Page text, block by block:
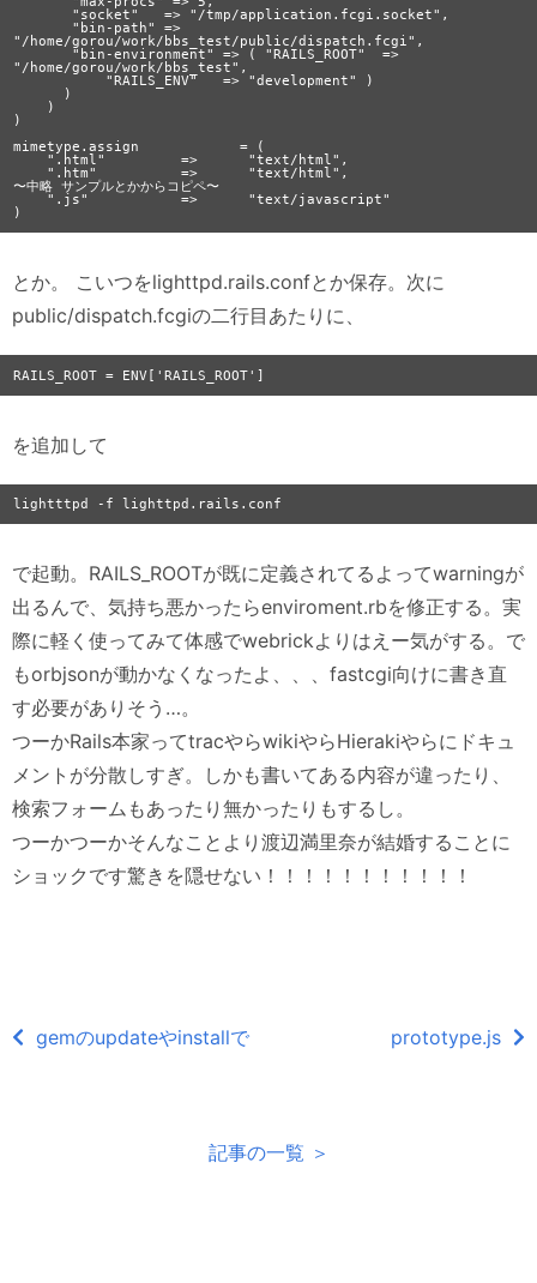
"/home/gorou/work/bbs_test/public/dispatch.fcgi",
"/home/gorou/work/bbs_test",
)
mimetype.assign            = (
〜中略 サンプルとかからコピペ〜
とか。 こいつをlighttpd.rails.confとか保存。次に
public/dispatch.fcgiの二行目あたりに、
を追加して
で起動。RAILS_ROOTが既に定義されてるよってwarningが
出るんで、気持ち悪かったらenviroment.rbを修正する。実
際に軽く使ってみて体感でwebrickよりはえー気がする。で
もorbjsonが動かなくなったよ、、、fastcgi向けに書き直
す必要がありそう…。
つーかRails本家ってtracやらwikiやらHierakiやらにドキュ
メントが分散しすぎ。しかも書いてある内容が違ったり、
検索フォームもあったり無かったりもするし。
つーかつーかそんなことより渡辺満里奈が結婚することに
ショックです驚きを隠せない！！！！！！！！！！！
gemのupdateやinstallで prototype.js
記事の一覧 ＞